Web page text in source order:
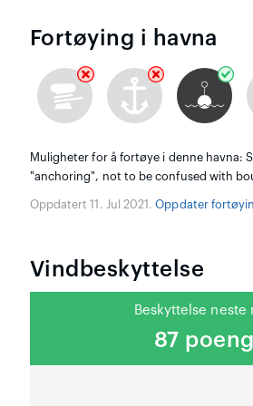
Fortøying i havna
Muligheter for å fortøye i denne havna:
"anchoring", not to be confused with
Oppdatert 11. Jul 2021.Oppdater
Vindbeskyttelse
Beskyttelse neste
87 poeng